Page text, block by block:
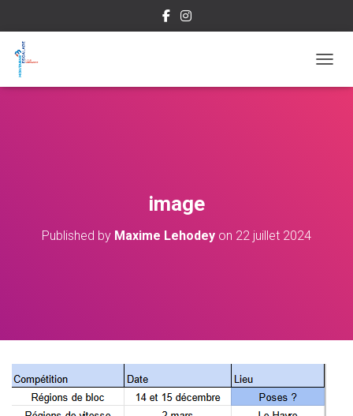
image
Published by Maxime Lehodey on 22 juillet 2024